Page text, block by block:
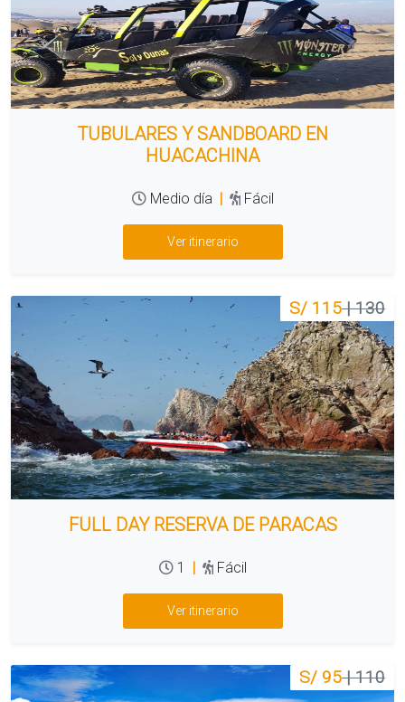
TUBULARES Y SANDBOARD EN
HUACACHINA
Medio día | Fácil
Ver itinerario
S/ 115| 130
FULL DAY RESERVA DE PARACAS
1 | Fácil
Ver itinerario
S/ 95| 110